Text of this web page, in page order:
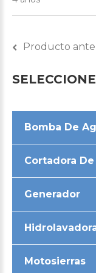
Producto
SELECCIONE
Bomba De
Cortadora
Generador
Motosierras